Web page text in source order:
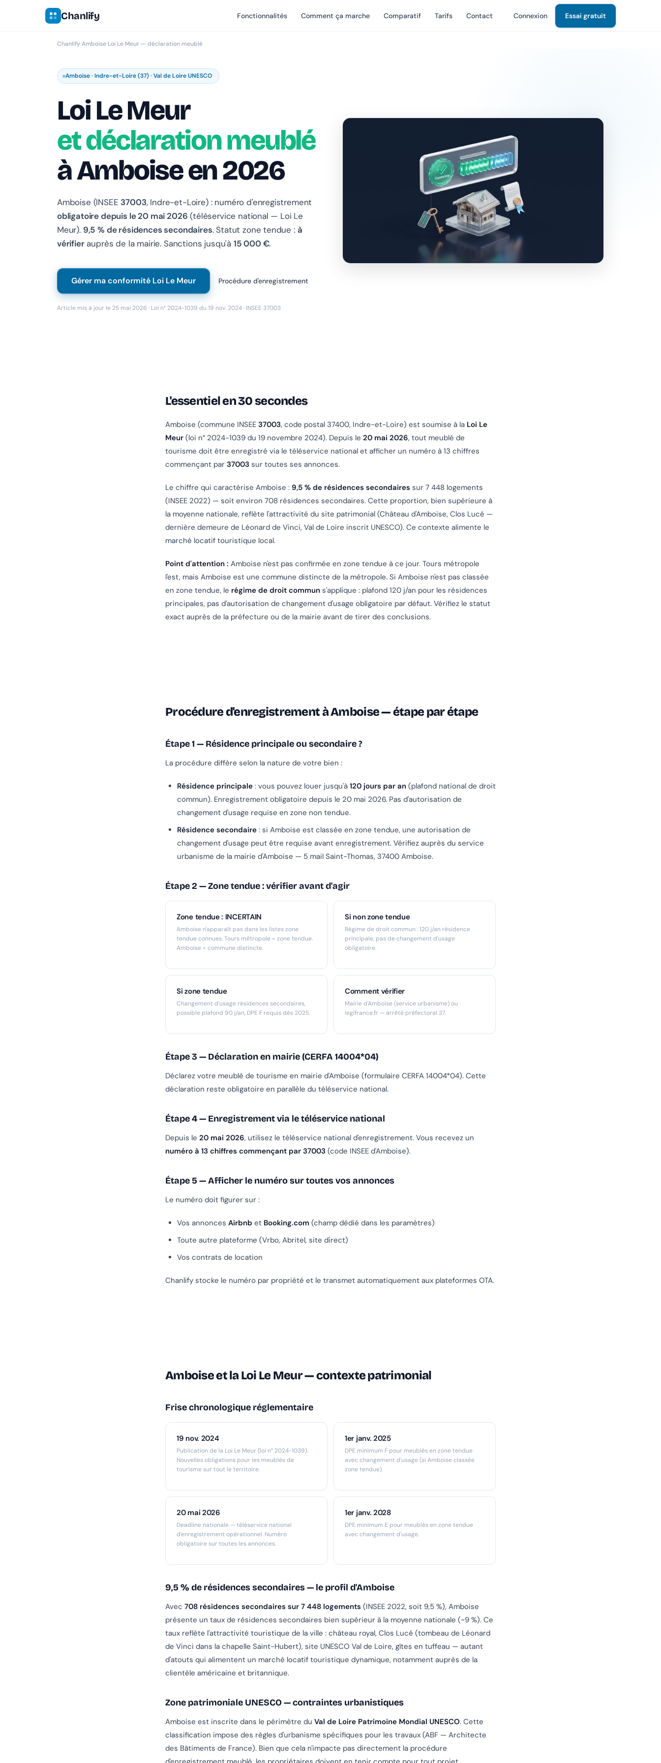
Chanlify Fonctionnalités Comment ça marche Comparatif Tarifs Contact Connexion Essai gratuit
Chanlify›Amboise›Loi Le Meur — déclaration meublé
Amboise · Indre-et-Loire (37) · Val de Loire UNESCO
Loi Le Meur
et déclaration meublé
à Amboise en 2026
Amboise (INSEE 37003, Indre-et-Loire) : numéro d'enregistrement
obligatoire depuis le 20 mai 2026 (téléservice national — Loi Le
Meur). 9,5 % de résidences secondaires. Statut zone tendue : à
vérifierauprès de la mairie. Sanctions jusqu'à 15 000 €.
Gérer ma conformité Loi Le Meur Procédure d'enregistrement
Article mis à jour le 25 mai 2026 · Loi n° 2024-1039 du 19 nov. 2024 · INSEE 37003
L'essentiel en 30 secondes
Amboise (commune INSEE 37003, code postal 37400, Indre-et-Loire) est soumise à la Loi Le
Meur (loi n° 2024-1039 du 19 novembre 2024). Depuis le 20 mai 2026, tout meublé de
tourisme doit être enregistré via le téléservice national et afficher un numéro à 13 chiffres
commençant par 37003 sur toutes ses annonces.
Le chiffre qui caractérise Amboise : 9,5 % de résidences secondaires sur 7 448 logements
(INSEE 2022) — soit environ 708 résidences secondaires. Cette proportion, bien supérieure à
la moyenne nationale, reflète l'attractivité du site patrimonial (Château d'Amboise, Clos Lucé —
dernière demeure de Léonard de Vinci, Val de Loire inscrit UNESCO). Ce contexte alimente le
marché locatif touristique local.
Point d'attention : Amboise n'est pas confirmée en zone tendue à ce jour. Tours métropole
l'est, mais Amboise est une commune distincte de la métropole. Si Amboise n'est pas classée
en zone tendue, le régime de droit commun s'applique : plafond 120 j/an pour les résidences
principales, pas d'autorisation de changement d'usage obligatoire par défaut. Vérifiez le statut
exact auprès de la préfecture ou de la mairie avant de tirer des conclusions.
Procédure d'enregistrement à Amboise — étape par étape
Étape 1 — Résidence principale ou secondaire ?
La procédure diffère selon la nature de votre bien :
Résidence principale : vous pouvez louer jusqu'à 120 jours par an (plafond national de droit
commun). Enregistrement obligatoire depuis le 20 mai 2026. Pas d'autorisation de
changement d'usage requise en zone non tendue.
Résidence secondaire : si Amboise est classée en zone tendue, une autorisation de
changement d'usage peut être requise avant enregistrement. Vérifiez auprès du service
urbanisme de la mairie d'Amboise — 5 mail Saint-Thomas, 37400 Amboise.
Étape 2 — Zone tendue : vérifier avant d'agir
Zone tendue : INCERTAIN
Amboise n'apparaît pas dans les listes zone
tendue connues. Tours métropole = zone tendue.
Amboise = commune distincte.
Si non zone tendue
Régime de droit commun : 120 j/an résidence
principale, pas de changement d'usage
obligatoire.
Si zone tendue
Changement d'usage résidences secondaires,
possible plafond 90 j/an, DPE F requis dès 2025.
Comment vérifier
Mairie d'Amboise (service urbanisme) ou
legifrance.fr — arrêté préfectoral 37.
Étape 3 — Déclaration en mairie (CERFA 14004*04)
Déclarez votre meublé de tourisme en mairie d'Amboise (formulaire CERFA 14004*04). Cette
déclaration reste obligatoire en parallèle du téléservice national.
Étape 4 — Enregistrement via le téléservice national
Depuis le 20 mai 2026, utilisez le téléservice national d'enregistrement. Vous recevez un
numéro à 13 chiffres commençant par 37003 (code INSEE d'Amboise).
Étape 5 — Afficher le numéro sur toutes vos annonces
Le numéro doit figurer sur :
Vos annonces Airbnb et Booking.com (champ dédié dans les paramètres)
Toute autre plateforme (Vrbo, Abritel, site direct)
Vos contrats de location
Chanlify stocke le numéro par propriété et le transmet automatiquement aux plateformes OTA.
Amboise et la Loi Le Meur — contexte patrimonial
Frise chronologique réglementaire
19 nov. 2024
Publication de la Loi Le Meur (loi n° 2024-1039).
Nouvelles obligations pour les meublés de
tourisme sur tout le territoire.
1er janv. 2025
DPE minimum F pour meublés en zone tendue
avec changement d'usage (si Amboise classée
zone tendue).
20 mai 2026
Deadline nationale — téléservice national
d'enregistrement opérationnel. Numéro
obligatoire sur toutes les annonces.
1er janv. 2028
DPE minimum E pour meublés en zone tendue
avec changement d'usage.
9,5 % de résidences secondaires — le profil d'Amboise
Avec 708 résidences secondaires sur 7 448 logements (INSEE 2022, soit 9,5 %), Amboise
présente un taux de résidences secondaires bien supérieur à la moyenne nationale (~9 %). Ce
taux reflète l'attractivité touristique de la ville : château royal, Clos Lucé (tombeau de Léonard
de Vinci dans la chapelle Saint-Hubert), site UNESCO Val de Loire, gîtes en tuffeau — autant
d'atouts qui alimentent un marché locatif touristique dynamique, notamment auprès de la
clientèle américaine et britannique.
Zone patrimoniale UNESCO — contraintes urbanistiques
Amboise est inscrite dans le périmètre du Val de Loire Patrimoine Mondial UNESCO. Cette
classification impose des règles d'urbanisme spécifiques pour les travaux (ABF — Architecte
des Bâtiments de France). Bien que cela n'impacte pas directement la procédure